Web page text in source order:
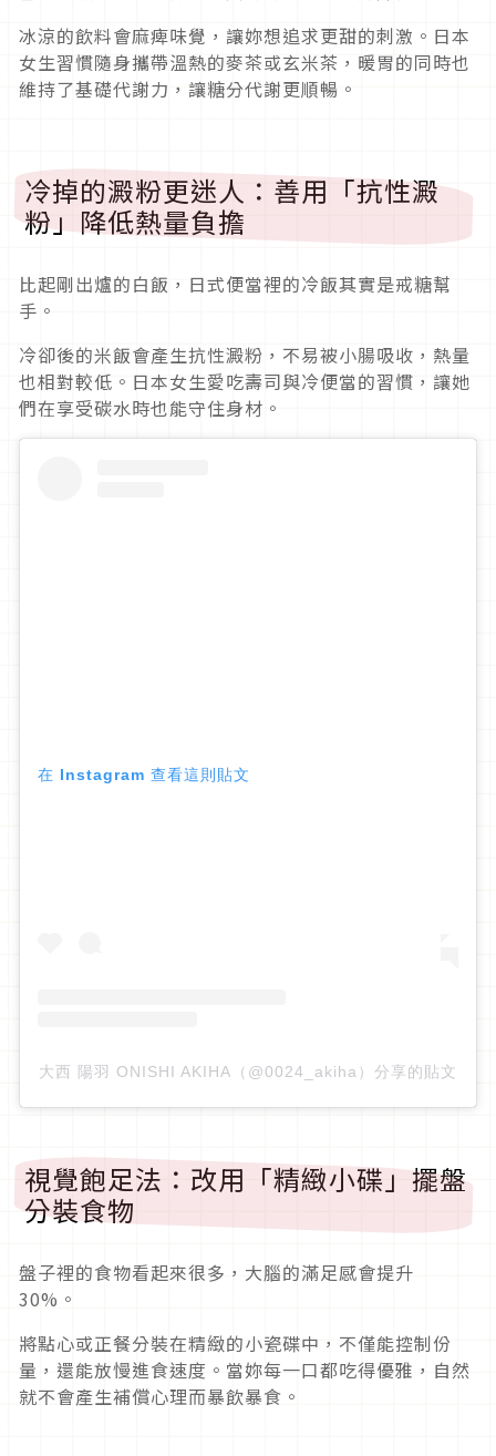
冰涼的飲料會麻痺味覺，讓妳想追求更甜的刺激。日本
女生習慣隨身攜帶溫熱的麥茶或玄米茶，暖胃的同時也
維持了基礎代謝力，讓糖分代謝更順暢。
冷掉的澱粉更迷人：善用「抗性澱
粉」降低熱量負擔
比起剛出爐的白飯，日式便當裡的冷飯其實是戒糖幫
手。
冷卻後的米飯會產生抗性澱粉，不易被小腸吸收，熱量
也相對較低。日本女生愛吃壽司與冷便當的習慣，讓她
們在享受碳水時也能守住身材。
在 Instagram 查看這則貼文
大西 陽羽 ONISHI AKIHA（@0024_akiha）分享的貼文
視覺飽足法：改用「精緻小碟」擺盤
分裝食物
盤子裡的食物看起來很多，大腦的滿足感會提升
30%。
將點心或正餐分裝在精緻的小瓷碟中，不僅能控制份
量，還能放慢進食速度。當妳每一口都吃得優雅，自然
就不會產生補償心理而暴飲暴食。